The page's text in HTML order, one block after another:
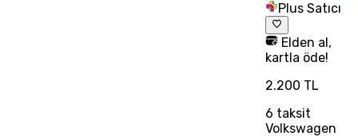
Plus Satıcı
Elden al,
kartla öde!
2.200 TL
6 taksit
Volkswagen